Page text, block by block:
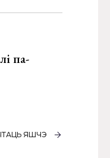
па-
ЯШЧЭ